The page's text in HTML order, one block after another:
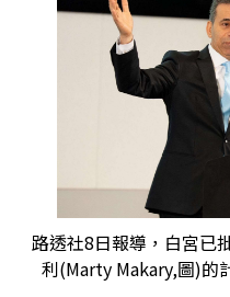
路透社8日報導，白宮已
利(Marty Makary,圖)的